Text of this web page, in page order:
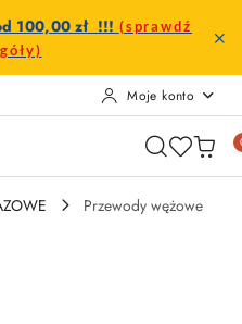
100,00 zł !!! (sprawdź
Moje konto
Przewody wężowe